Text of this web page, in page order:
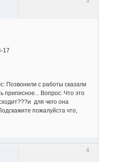
17
Позвонили с работы сказали
приписное... Вопрос: Что это
для чего она
пожалуйста что,
4